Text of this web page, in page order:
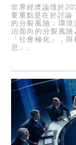
世界經濟論壇於
要重點是在於討論
的分裂風險：環
治面向的分裂風
「社會極化」，
息」。